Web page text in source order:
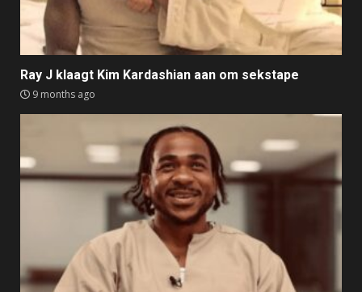
Ray J klaagt Kim Kardashian aan om sekstape
9 months ago